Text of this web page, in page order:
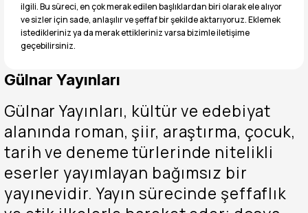
%20
Anka Kuşu / Fatma Betül Akmaz
350,00 TL
%20
Kehf Yazılarım (Kavramlar Telakkiler) / Ali Cüneyt Eren
600,00 TL
480,00 TL
Sen Rabb’inin En Kıymetlisisin / Nuran Tekbaş
350,00 TL
ilgili. Bu süreci, en çok merak edilen başlıklardan biri olarak ele alıyor
ve sizler için sade, anlaşılır ve şeffaf bir şekilde aktarıyoruz. Eklemek
istedikleriniz ya da merak ettikleriniz varsa bizimle iletişime
geçebilirsiniz.
Gülnar Yayınları
Gülnar Yayınları, kültür ve edebiyat
alanında roman, şiir, araştırma, çocuk,
tarih ve deneme türlerinde nitelikli
eserler yayımlayan bağımsız bir
yayınevidir. Yayın sürecinde şeffaflık